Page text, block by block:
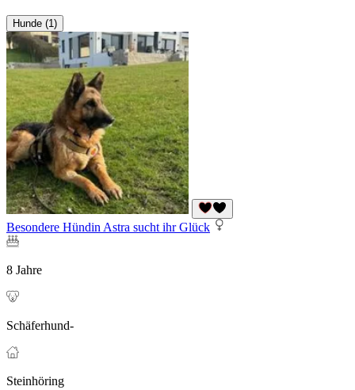
Hunde (1)
Besondere Hündin Astra sucht ihr Glück
8 Jahre
Schäferhund-
Steinhöring